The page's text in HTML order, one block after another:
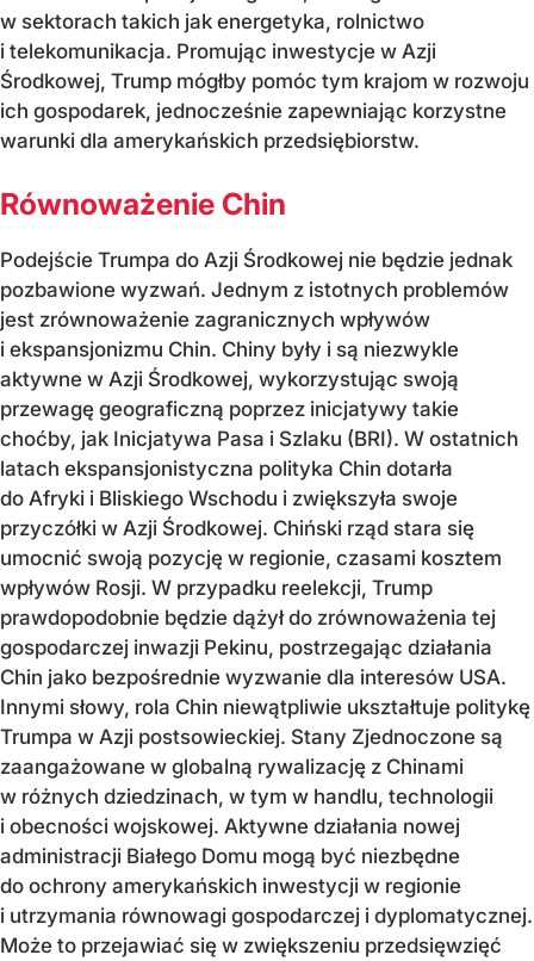
w sektorach takich jak energetyka, rolnictwo
i telekomunikacja. Promując inwestycje w Azji
Środkowej, Trump mógłby pomóc tym krajom w rozwoju
ich gospodarek, jednocześnie zapewniając korzystne
warunki dla amerykańskich przedsiębiorstw.
Równoważenie Chin
Podejście Trumpa do Azji Środkowej nie będzie jednak
pozbawione wyzwań. Jednym z istotnych problemów
jest zrównoważenie zagranicznych wpływów
i ekspansjonizmu Chin. Chiny były i są niezwykle
aktywne w Azji Środkowej, wykorzystując swoją
przewagę geograficzną poprzez inicjatywy takie
choćby, jak Inicjatywa Pasa i Szlaku (BRI). W ostatnich
latach ekspansjonistyczna polityka Chin dotarła
do Afryki i Bliskiego Wschodu i zwiększyła swoje
przyczółki w Azji Środkowej. Chiński rząd stara się
umocnić swoją pozycję w regionie, czasami kosztem
wpływów Rosji. W przypadku reelekcji, Trump
prawdopodobnie będzie dążył do zrównoważenia tej
gospodarczej inwazji Pekinu, postrzegając działania
Chin jako bezpośrednie wyzwanie dla interesów USA.
Innymi słowy, rola Chin niewątpliwie ukształtuje politykę
Trumpa w Azji postsowieckiej. Stany Zjednoczone są
zaangażowane w globalną rywalizację z Chinami
w różnych dziedzinach, w tym w handlu, technologii
i obecności wojskowej. Aktywne działania nowej
administracji Białego Domu mogą być niezbędne
do ochrony amerykańskich inwestycji w regionie
i utrzymania równowagi gospodarczej i dyplomatycznej.
Może to przejawiać się w zwiększeniu przedsięwzięć